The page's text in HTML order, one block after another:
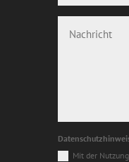
Mit der